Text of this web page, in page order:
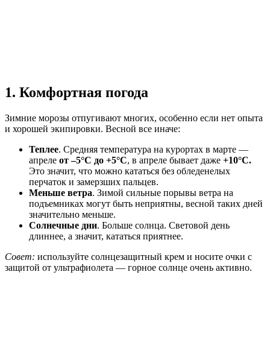
1. Комфортная погода
Зимние морозы отпугивают многих, особенно если нет опыта
и хорошей экипировки. Весной все иначе:
Теплее. Средняя температура на курортах в марте —
апреле от –5°C до +5°C, в апреле бывает даже +10°C.
Это значит, что можно кататься без обледенелых
перчаток и замерзших пальцев.
Меньше ветра. Зимой сильные порывы ветра на
подъемниках могут быть неприятны, весной таких дней
значительно меньше.
Солнечные дни. Больше солнца. Световой день
длиннее, а значит, кататься приятнее.
Совет: используйте солнцезащитный крем и носите очки с
защитой от ультрафиолета — горное солнце очень активно.